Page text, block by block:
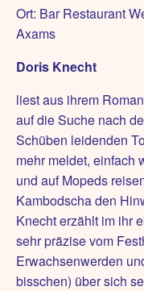
Ort: Bar Restaurant
Axams
Doris Knecht
liest aus ihrem
auf die Suche nach
Schüben leidenden
mehr meldet, einfach
und auf Mopeds
Kambodscha den
Knecht erzählt im ihr
sehr präzise vom
Erwachsenwerden
bisschen) über sich